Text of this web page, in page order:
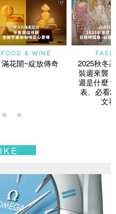
FOOD & WINE
滿花開~綻放傳奇
2025秋冬
裝週來襲
週是什麼
表、必看
文